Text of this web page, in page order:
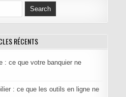
RÉCENTS
: ce que votre banquier ne
: ce que les outils en ligne ne